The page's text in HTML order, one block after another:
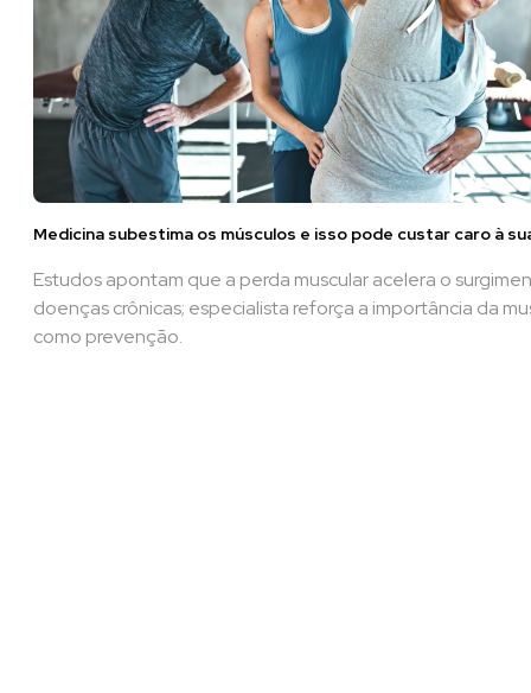
Medicina subestima os músculos e isso pode custar caro à
Estudos apontam que a perda muscular acelera o
doenças crônicas; especialista reforça a importância da
como prevenção.